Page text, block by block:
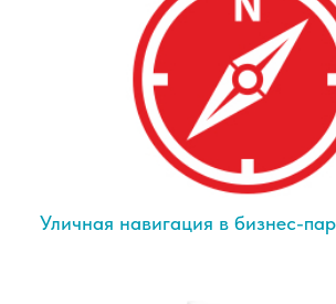
Уличная навигация в бизнес-